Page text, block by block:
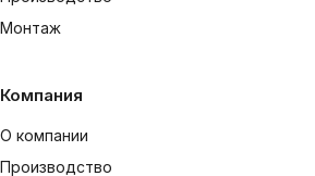
Монтаж
Компания
О компании
Производство